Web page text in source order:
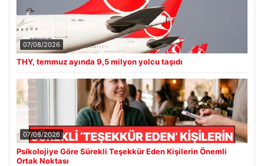
07/08/2026
THY, temmuz ayında 9,5 milyon yolcu taşıdı
07/08/2026
Psikolojiye Göre Sürekli Teşekkür Eden Kişilerin Önemli
Ortak Noktası